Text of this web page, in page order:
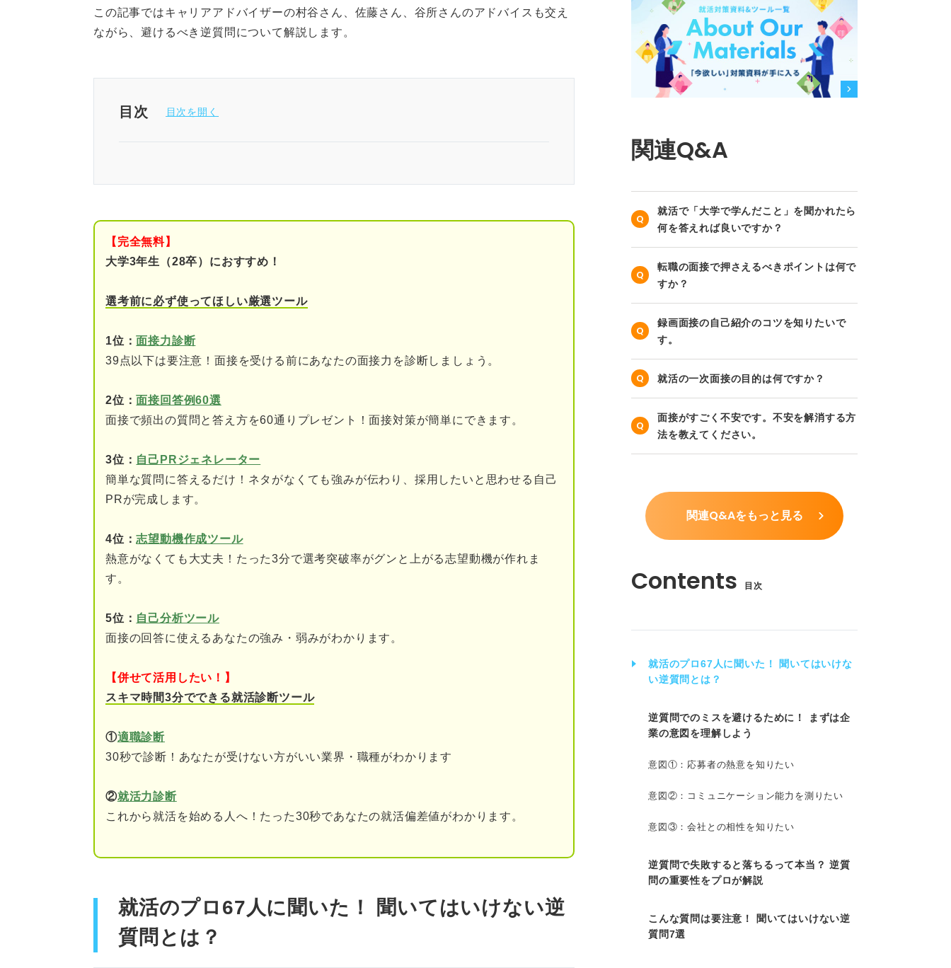
この記事ではキャリアアドバイザーの村谷さん、佐藤さん、谷所さんのアドバイスも交え
ながら、避けるべき逆質問について解説します。
目次
意図②：コミュニケーション能力を測りたい
こんな質問は要注意！ 聞いてはいけない逆質問7選
②ネガティブな印象を与える質問
③待遇だけを重視しているかのような質問
④自信のなさが伝わる質問
⑥社会人としてのモラルに欠ける質問
キャリアコンサルタントに聞いた！ 印象の良かった・悪かった逆質問
入社への意欲をアピールする
入社後を想像して質問を考える
「聞いてはいけない逆質問」をしないために！ 4つの必須準備
①企業情報を入念に調べる
④質問をいくつか用意する
【完全無料】
大学3年生（28卒）におすすめ！
選考前に必ず使ってほしい厳選ツール
1位：面接力診断
39点以下は要注意！面接を受ける前にあなたの面接力を診断しましょう。
2位：面接回答例60選
面接で頻出の質問と答え方を60通りプレゼント！面接対策が簡単にできます。
3位： 自己PRジェネレーター
簡単な質問に答えるだけ！ネタがなくても強みが伝わり、採用したいと思わせる自己
PRが完成します。
4位：志望動機作成ツール
熱意がなくても大丈夫！たった3分で選考突破率がグンと上がる志望動機が作れま
す。
5位： 自己分析ツール
面接の回答に使えるあなたの強み・弱みがわかります。
【併せて活用したい！】
スキマ時間3分でできる就活診断ツール
①適職診断
30秒で診断！あなたが受けない方がいい業界・職種がわかります
②就活力診断
これから就活を始める人へ！たった30秒であなたの就活偏差値がわかります。
就活のプロ67人に聞いた！ 聞いてはいけない逆
質問とは？
関連Q&A
就活で「大学で学んだこと」を聞かれたら
何を答えれば良いですか？
転職の面接で押さえるべきポイントは何で
すか？
録画面接の自己紹介のコツを知りたいで
す。
就活の一次面接の目的は何ですか？
面接がすごく不安です。不安を解消する方
法を教えてください。
関連Q&Aをもっと見る
目次
就活のプロ67人に聞いた！ 聞いてはいけな
い逆質問とは？
逆質問でのミスを避けるために！ まずは企
業の意図を理解しよう
意図①：応募者の熱意を知りたい
意図②：コミュニケーション能力を測りたい
意図③：会社との相性を知りたい
逆質問で失敗すると落ちるって本当？ 逆質
問の重要性をプロが解説
こんな質問は要注意！ 聞いてはいけない逆
質問7選